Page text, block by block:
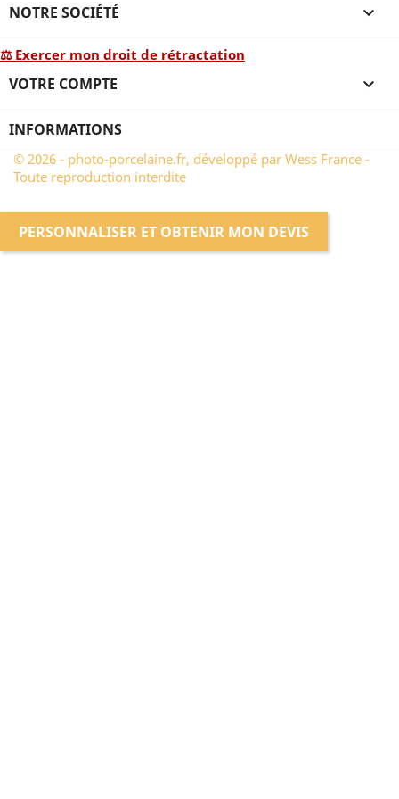
NOTRE SOCIÉTÉ 
⚖ Exercer mon droit de rétractation
VOTRE COMPTE 
INFORMATIONS
© 2026 - photo-porcelaine.fr, développé par Wess France -
Toute reproduction interdite
PERSONNALISER ET OBTENIR MON DEVIS